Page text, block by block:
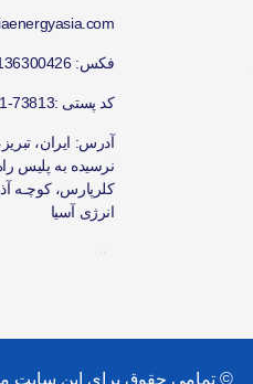
فکس: -( 98+ )
کد پستی :73813-51691
آدرس: ایران،
نرسیده به پلیس
کلرپارس، کوچـه
انرژی آسیا
© تمامی حقوق براي این